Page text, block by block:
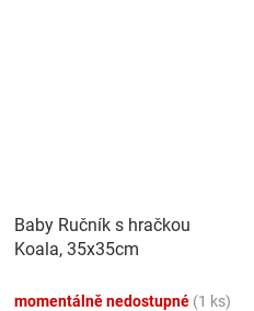
Baby Ručník s hračkou
Koala, 35x35cm
momentálně nedostupné (1 ks)